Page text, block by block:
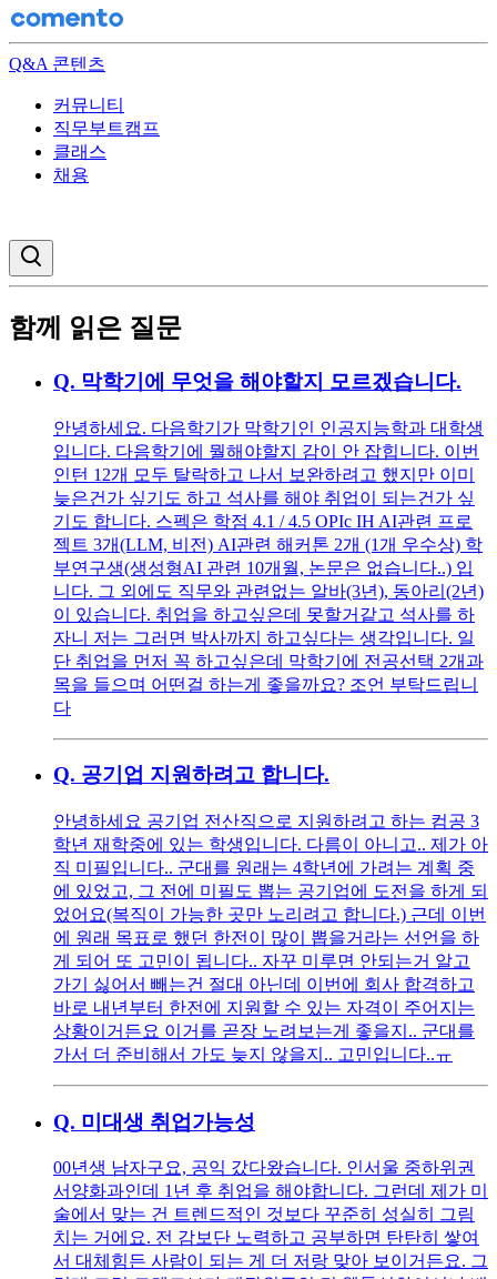
Q&A 콘텐츠
커뮤니티
직무부트캠프
클래스
채용
함께 읽은 질문
Q. 막학기에 무엇을 해야할지 모르겠습니다.
안녕하세요. 다음학기가 막학기인 인공지능학과 대학생
입니다. 다음학기에 뭘해야할지 감이 안 잡힙니다. 이번
인턴 12개 모두 탈락하고 나서 보완하려고 했지만 이미
늦은건가 싶기도 하고 석사를 해야 취업이 되는건가 싶
기도 합니다. 스펙은 학점 4.1 / 4.5 OPIc IH AI관련 프로
젝트 3개(LLM, 비전) AI관련 해커톤 2개 (1개 우수상) 학
부연구생(생성형AI 관련 10개월, 논문은 없습니다..) 입
니다. 그 외에도 직무와 관련없는 알바(3년), 동아리(2년)
이 있습니다. 취업을 하고싶은데 못할거같고 석사를 하
자니 저는 그러면 박사까지 하고싶다는 생각입니다. 일
단 취업을 먼저 꼭 하고싶은데 막학기에 전공선택 2개과
목을 들으며 어떤걸 하는게 좋을까요? 조언 부탁드립니
다
Q. 공기업 지원하려고 합니다.
안녕하세요 공기업 전산직으로 지원하려고 하는 컴공 3
학년 재학중에 있는 학생입니다. 다름이 아니고.. 제가 아
직 미필입니다.. 군대를 원래는 4학년에 가려는 계획 중
에 있었고, 그 전에 미필도 뽑는 공기업에 도전을 하게 되
었어요(복직이 가능한 곳만 노리려고 합니다.) 근데 이번
에 원래 목표로 했던 한전이 많이 뽑을거라는 선언을 하
게 되어 또 고민이 됩니다.. 자꾸 미루면 안되는거 알고
가기 싫어서 빼는건 절대 아닌데 이번에 회사 합격하고
바로 내년부터 한전에 지원할 수 있는 자격이 주어지는
상황이거든요 이거를 곧장 노려보는게 좋을지.. 군대를
가서 더 준비해서 가도 늦지 않을지.. 고민입니다..ㅠ
Q. 미대생 취업가능성
00년생 남자구요, 공익 갔다왔습니다. 인서울 중하위권
서양화과인데 1년 후 취업을 해야합니다. 그런데 제가 미
술에서 맞는 건 트렌드적인 것보다 꾸준히 성실히 그림
치는 거에요. 전 감보단 노력하고 공부하면 탄탄히 쌓여
서 대체힘든 사람이 되는 게 더 저랑 맞아 보이거든요. 그